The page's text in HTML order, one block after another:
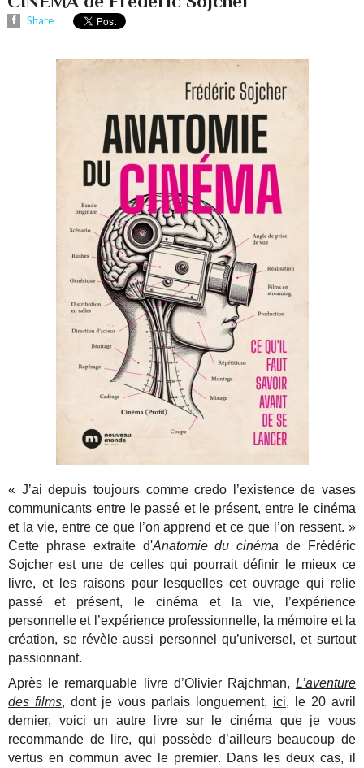
Share
« J’ai depuis toujours comme credo l’existence de vases
communicants entre le passé et le présent, entre le cinéma
et la vie, entre ce que l’on apprend et ce que l’on ressent. »
Cette phrase extraite d'Anatomie du cinéma de Frédéric
Sojcher est une de celles qui pourrait définir le mieux ce
livre, et les raisons pour lesquelles cet ouvrage qui relie
passé et présent, le cinéma et la vie, l’expérience
personnelle et l’expérience professionnelle, la mémoire et la
création, se révèle aussi personnel qu’universel, et surtout
passionnant.
Après le remarquable livre d’Olivier Rajchman, L’aventure
des films, dont je vous parlais longuement, ici, le 20 avril
dernier, voici un autre livre sur le cinéma que je vous
recommande de lire, qui possède d’ailleurs beaucoup de
vertus en commun avec le premier. Dans les deux cas, il